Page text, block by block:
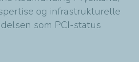
og infrastrukturelle
som PCI-status